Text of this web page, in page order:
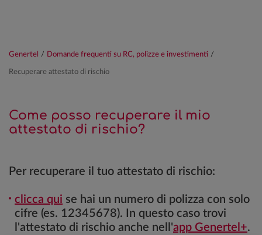
Genertel / Domande frequenti su RC, polizze e investimenti /
Recuperare attestato di rischio
Come posso recuperare il mio
attestato di rischio?
Per recuperare il tuo attestato di rischio:
clicca qui se hai un numero di polizza con solo
cifre (es. 12345678). In questo caso trovi
l'attestato di rischio anche nell'app Genertel+.